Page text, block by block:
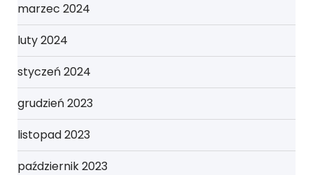
marzec 2024
luty 2024
styczeń 2024
grudzień 2023
listopad 2023
październik 2023